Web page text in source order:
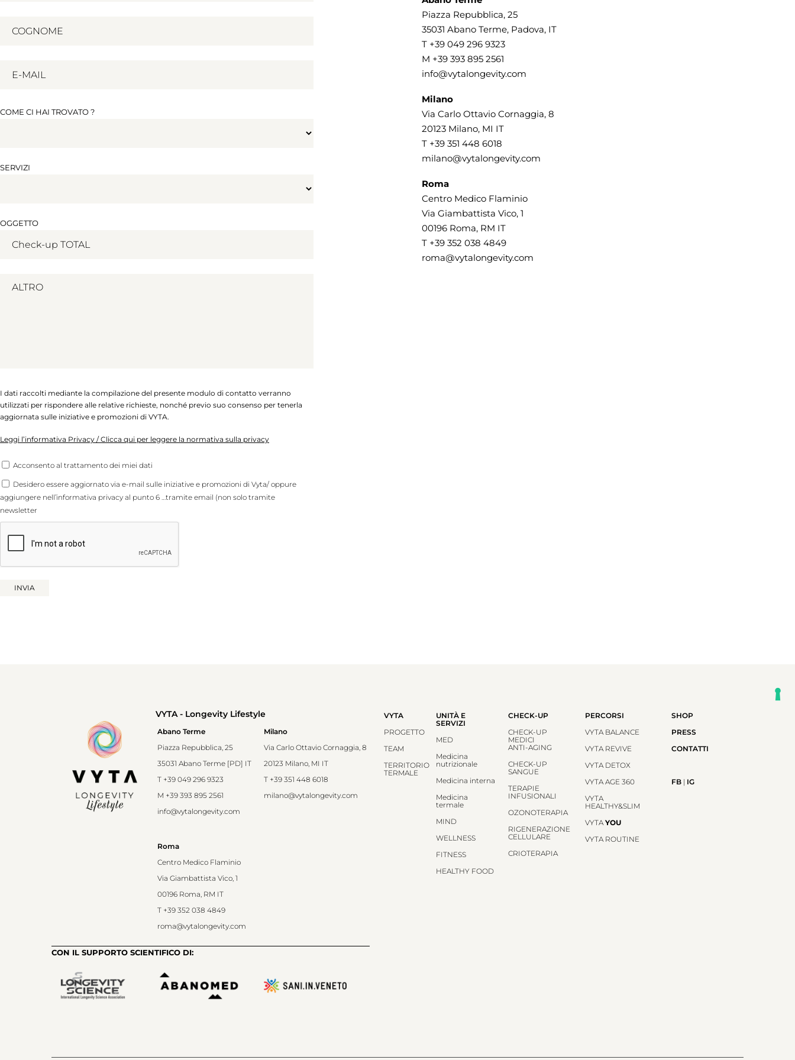
COME CI HAI TROVATO ?
SERVIZI
OGGETTO
I dati raccolti mediante la compilazione del presente modulo di contatto verranno
utilizzati per rispondere alle relative richieste, nonché previo suo consenso per tenerla
aggiornata sulle iniziative e promozioni di VYTA.
Leggi l’informativa Privacy / Clicca qui per leggere la normativa sulla privacy
Acconsento al trattamento dei miei dati
Desidero essere aggiornato via e-mail sulle iniziative e promozioni di Vyta/ oppure
aggiungere nell’informativa privacy al punto 6 …tramite email (non solo tramite
newsletter
Piazza Repubblica, 25
35031 Abano Terme, Padova, IT
T +39 049 296 9323
M +39 393 895 2561
info@vytalongevity.com
Milano
Via Carlo Ottavio Cornaggia, 8
20123 Milano, MI IT
T +39 351 448 6018
milano@vytalongevity.com
Roma
Centro Medico Flaminio
Via Giambattista Vico, 1
00196 Roma, RM IT
T +39 352 038 4849
roma@vytalongevity.com
VYTA - Longevity Lifestyle
Abano Terme
Piazza Repubblica, 25
35031 Abano Terme [PD] IT
T +39 049 296 9323
M +39 393 895 2561
info@vytalongevity.com
Milano
Via Carlo Ottavio Cornaggia, 8
20123 Milano, MI IT
T +39 351 448 6018
milano@vytalongevity.com
Roma
Centro Medico Flaminio
Via Giambattista Vico, 1
00196 Roma, RM IT
T +39 352 038 4849
roma@vytalongevity.com
CON IL SUPPORTO SCIENTIFICO DI:
VYTA
PROGETTO
TEAM
TERRITORIO
TERMALE
UNITÀ E
SERVIZI
MED
Medicina
nutrizionale
Medicina interna
Medicina
termale
MIND
WELLNESS
FITNESS
HEALTHY FOOD
CHECK-UP
CHECK-UP
MEDICI
ANTI-AGING
CHECK-UP
SANGUE
TERAPIE
INFUSIONALI
OZONOTERAPIA
RIGENERAZIONE
CELLULARE
CRIOTERAPIA
PERCORSI
VYTA BALANCE
VYTA REVIVE
VYTA DETOX
VYTA AGE 360
VYTA
HEALTHY&SLIM
VYTAYOU
VYTA ROUTINE
SHOP
PRESS
CONTATTI
FB| IG